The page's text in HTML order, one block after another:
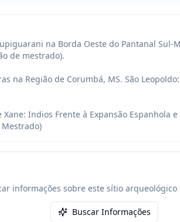
na Borda Oeste do Pantanal
de mestrado).
na Região de Corumbá, MS. São
Xane: Indios Frente à Expansão Espanhola
Mestrado)
informações sobre este sítio
Buscar Informações